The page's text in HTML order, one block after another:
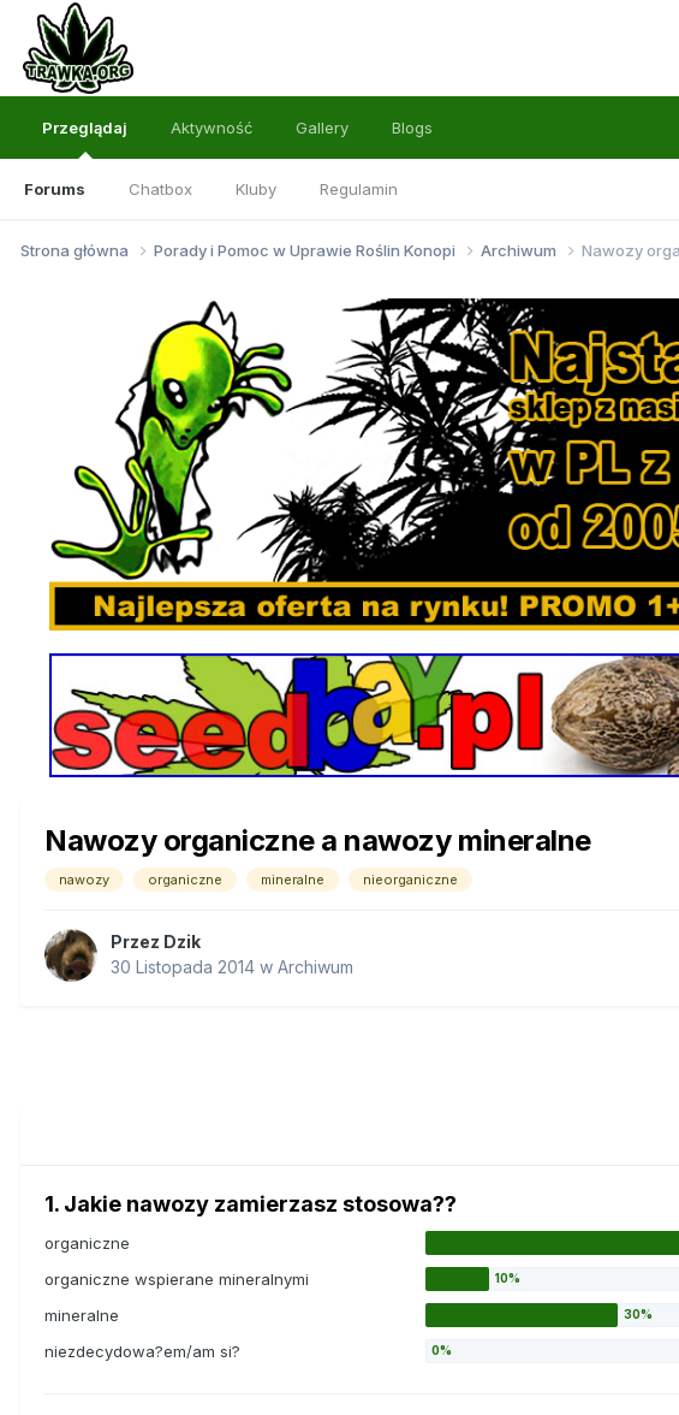
Przeglądaj
Forums Chatbox Kluby Regulamin
Aktywność Gallery Blogs
Strona główna Porady i Pomoc w Uprawie Roślin Konopi Archiwum Nawozy
Nawozy organiczne a nawozy mineralne
nawozy organiczne mineralne nieorganiczne
Przez Dzik
30 Listopada 2014 w Archiwum
1. Jakie nawozy zamierzasz stosowa??
organiczne
organiczne wspierane mineralnymi
mineralne
niezdecydowa?em/am si?